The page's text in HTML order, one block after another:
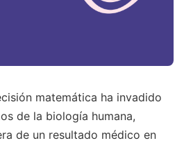
matemática ha invadido
de la biología humana,
de un resultado médico en